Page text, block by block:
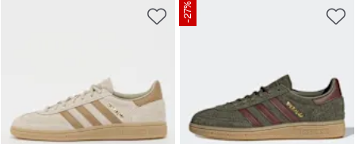
-27%